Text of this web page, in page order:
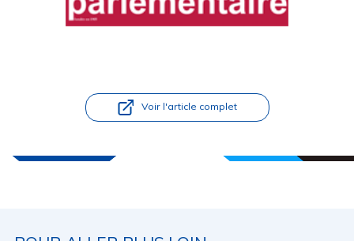
Voir l'article complet